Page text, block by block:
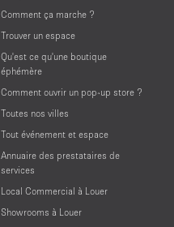
Comment ça marche ?
Trouver un espace
Qu'est ce qu'une boutique
éphémère
Comment ouvrir un pop-up store ?
Toutes nos villes
Tout événement et espace
Annuaire des prestataires de
services
Local Commercial à Louer
Showrooms à Louer